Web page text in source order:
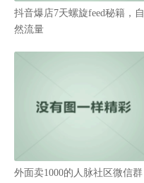
抖音爆店7天螺旋feed秘籍，自
然流量
外面卖1000的人脉社区微信群